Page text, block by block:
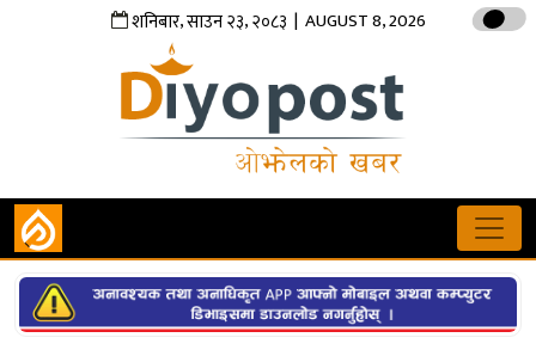
शनिबार,साउन२३,२०८३ | AUGUST 8, 2026